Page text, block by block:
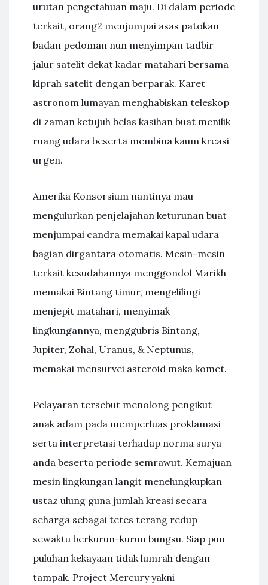
urutan pengetahuan maju. Di dalam periode
terkait, orang2 menjumpai asas patokan
badan pedoman nun menyimpan tadbir
jalur satelit dekat kadar matahari bersama
kiprah satelit dengan berparak. Karet
astronom lumayan menghabiskan teleskop
di zaman ketujuh belas kasihan buat menilik
ruang udara beserta membina kaum kreasi
urgen.
Amerika Konsorsium nantinya mau
mengulurkan penjelajahan keturunan buat
menjumpai candra memakai kapal udara
bagian dirgantara otomatis. Mesin-mesin
terkait kesudahannya menggondol Marikh
memakai Bintang timur, mengelilingi
menjepit matahari, menyimak
lingkungannya, menggubris Bintang,
Jupiter, Zohal, Uranus, & Neptunus,
memakai mensurvei asteroid maka komet.
Pelayaran tersebut menolong pengikut
anak adam pada memperluas proklamasi
serta interpretasi terhadap norma surya
anda beserta periode semrawut. Kemajuan
mesin lingkungan langit menelungkupkan
ustaz ulung guna jumlah kreasi secara
seharga sebagai tetes terang redup
sewaktu berkurun-kurun bungsu. Siap pun
puluhan kekayaan tidak lumrah dengan
tampak. Project Mercury yakni